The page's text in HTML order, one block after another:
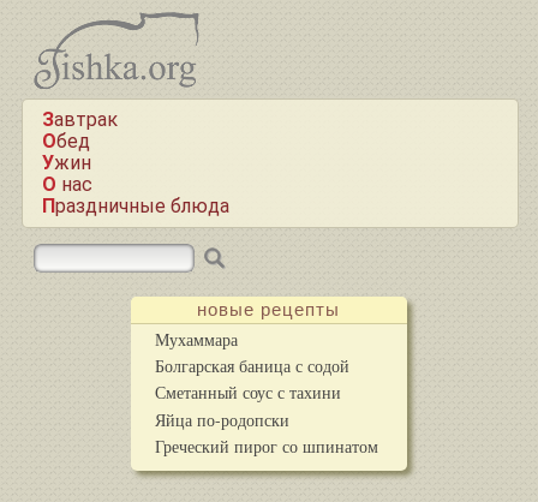
Завтрак
Обед
Ужин
О нас
Праздничные блюда
новые рецепты
Мухаммара
Болгарская баница с содой
Сметанный соус с тахини
Яйца по-родопски
Греческий пирог со шпинатом